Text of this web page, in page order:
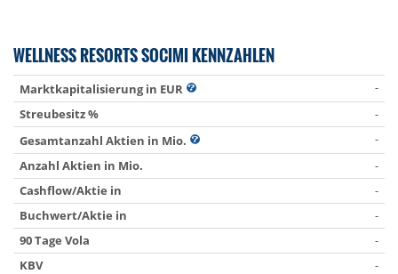
WELLNESS RESORTS SOCIMI KENNZAHLEN
Marktkapitalisierung in EUR
-
Streubesitz %
-
Gesamtanzahl Aktien in Mio.
-
Anzahl Aktien in Mio.
-
Cashflow/Aktie in
-
Buchwert/Aktie in
-
90 Tage Vola
-
KBV
-